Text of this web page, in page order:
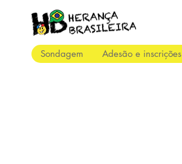
Sondagem Adesão e inscrições